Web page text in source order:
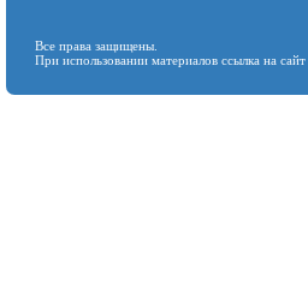
Все права защищены.
При использовании материалов ссылка на сайт